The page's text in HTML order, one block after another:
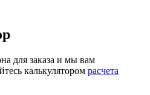
для заказа и мы вам
калькулятором расчета